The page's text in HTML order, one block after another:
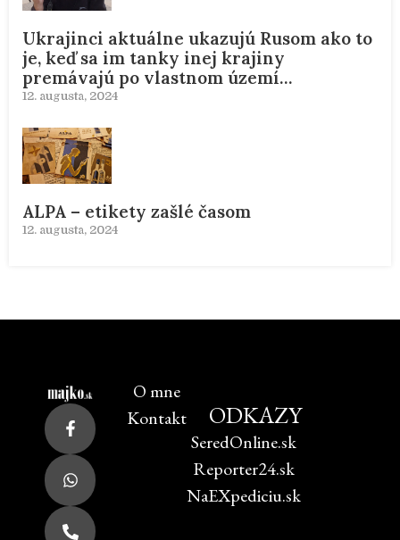
Ukrajinci aktuálne ukazujú Rusom ako to
je, keď sa im tanky inej krajiny
premávajú po vlastnom území…
12. augusta, 2024
ALPA – etikety zašlé časom
12. augusta, 2024
O mne
Kontakt
ODKAZY
SeredOnline.sk
Reporter24.sk
NaEXpediciu.sk